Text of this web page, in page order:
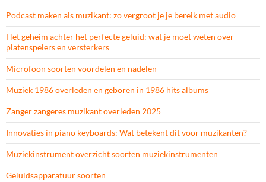
Podcast maken als muzikant: zo vergroot je je bereik met audio
Het geheim achter het perfecte geluid: wat je moet weten over
platenspelers en versterkers
Microfoon soorten voordelen en nadelen
Muziek 1986 overleden en geboren in 1986 hits albums
Zanger zangeres muzikant overleden 2025
Innovaties in piano keyboards: Wat betekent dit voor muzikanten?
Muziekinstrument overzicht soorten muziekinstrumenten
Geluidsapparatuur soorten